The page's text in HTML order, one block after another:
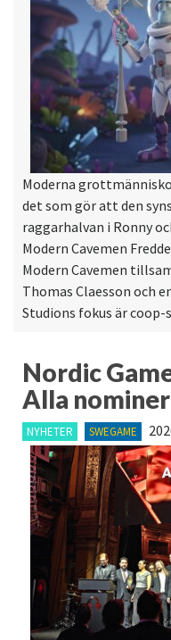
Moderna
det som gör att den
raggarhalvan i Ronny
Modern Cavemen
Modern Cavemen
Thomas Claesson och
Studions fokus är
Nordic
Alla
NYHETER SWEGAME